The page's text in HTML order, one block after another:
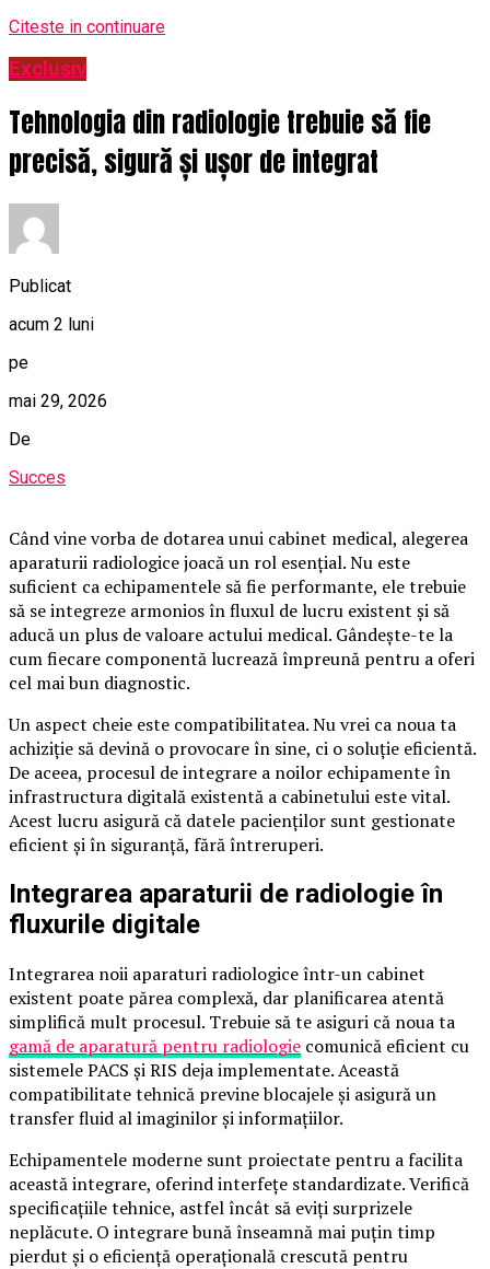
Citeste in continuare
Exclusiv
Tehnologia din radiologie trebuie să fie
precisă, sigură și ușor de integrat
Publicat
acum 2 luni
pe
mai 29, 2026
De
Succes
Când vine vorba de dotarea unui cabinet medical, alegerea
aparaturii radiologice joacă un rol esențial. Nu este
suficient ca echipamentele să fie performante, ele trebuie
să se integreze armonios în fluxul de lucru existent și să
aducă un plus de valoare actului medical. Gândește-te la
cum fiecare componentă lucrează împreună pentru a oferi
cel mai bun diagnostic.
Un aspect cheie este compatibilitatea. Nu vrei ca noua ta
achiziție să devină o provocare în sine, ci o soluție eficientă.
De aceea, procesul de integrare a noilor echipamente în
infrastructura digitală existentă a cabinetului este vital.
Acest lucru asigură că datele pacienților sunt gestionate
eficient și în siguranță, fără întreruperi.
Integrarea aparaturii de radiologie în
fluxurile digitale
Integrarea noii aparaturi radiologice într-un cabinet
existent poate părea complexă, dar planificarea atentă
simplifică mult procesul. Trebuie să te asiguri că noua ta
gamă de aparatură pentru radiologie comunică eficient cu
sistemele PACS și RIS deja implementate. Această
compatibilitate tehnică previne blocajele și asigură un
transfer fluid al imaginilor și informațiilor.
Echipamentele moderne sunt proiectate pentru a facilita
această integrare, oferind interfețe standardizate. Verifică
specificațiile tehnice, astfel încât să eviți surprizele
neplăcute. O integrare bună înseamnă mai puțin timp
pierdut și o eficiență operațională crescută pentru